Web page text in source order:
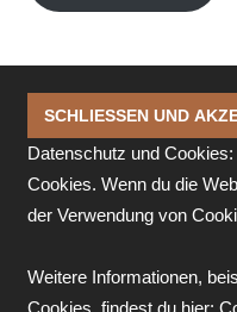
Datenschutz und
Cookies. Wenn du die
der Verwendung von
Weitere Informationen,
Cookies, findest du hier: